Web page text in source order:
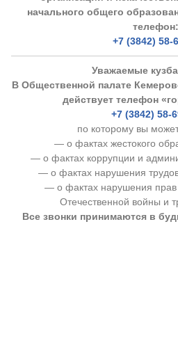
начального общего
телефон:
+7 (3842) 58-
Уважаемые
В Общественной палате
действует телефон
+7 (3842) 58-
по которому вы
— о фактах жестокого
— о фактах коррупции и
— о фактах нарушения
— о фактах нарушения прав
Отечественной войны и
Все звонки принимаются в